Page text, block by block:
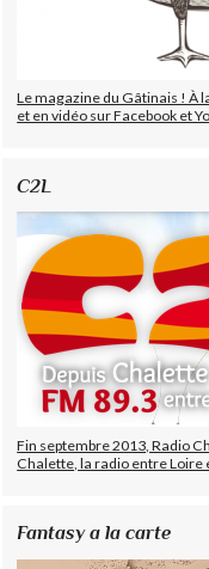
Le magazine du Gâtinais ! À
et en vidéo sur Facebook et
C2L
Fin septembre 2013, Radio
Chalette, la radio entre Loire
Fantasy a la carte